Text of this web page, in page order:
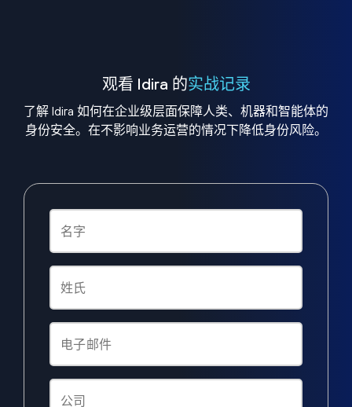
观看 Idira 的实战记录
了解 Idira 如何在企业级层面保障人类、机器和智能体的
身份安全。在不影响业务运营的情况下降低身份风险。